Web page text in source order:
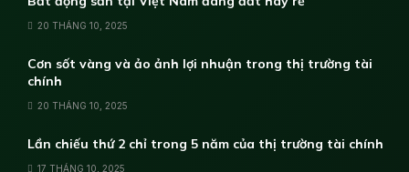
20 THÁNG 10, 2025
Cơn sốt vàng và ảo ảnh lợi nhuận trong thị trường tài
chính
20 THÁNG 10, 2025
Lần chiếu thứ 2 chỉ trong 5 năm của thị trường tài chính
17 THÁNG 10, 2025